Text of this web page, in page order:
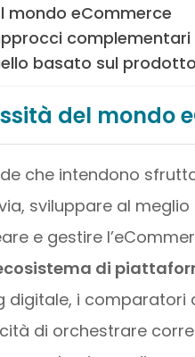
mondo eCommerce
complementari
basato sul
del mondo
che intendono
sviluppare al
e gestire
di
i comparatori
di orchestrare